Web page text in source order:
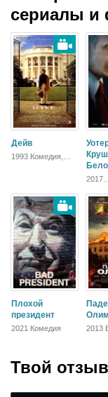
сериалы
Дейв
1993 Комедия,
2017
Плохой
президент
2021 Комедия
2013
Твой